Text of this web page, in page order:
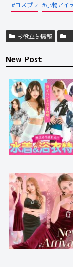
コスプレ 小物アイ
お役立ち情報
New Post